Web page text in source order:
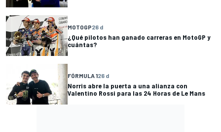
MOTOGP26 d
¿Qué pilotos han ganado carreras en MotoGP y
cuántas?
FÓRMULA 126 d
Norris abre la puerta a una alianza con
Valentino Rossi para las 24 Horas de Le Mans